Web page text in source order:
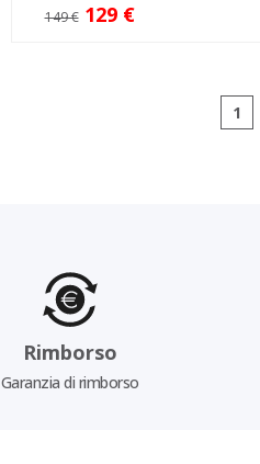
149 € 129 €
1
Rimborso
Garanzia di rimborso